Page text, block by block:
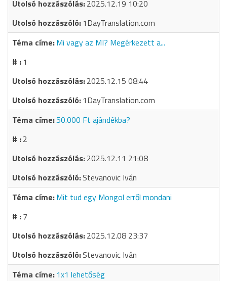
2025.12.19 10:20
1DayTranslation.com
Mi vagy az MI? Megérkezett a...
1
2025.12.15 08:44
1DayTranslation.com
50.000 Ft ajándékba?
2
2025.12.11 21:08
Stevanovic Iván
Mit tud egy Mongol erről mondani
7
2025.12.08 23:37
Stevanovic Iván
1x1 lehetőség